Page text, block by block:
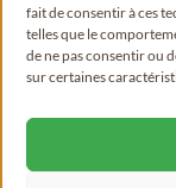
fait de consentir à ces
telles que le
de ne pas consentir ou
sur certaines
© Copyright 2022 -